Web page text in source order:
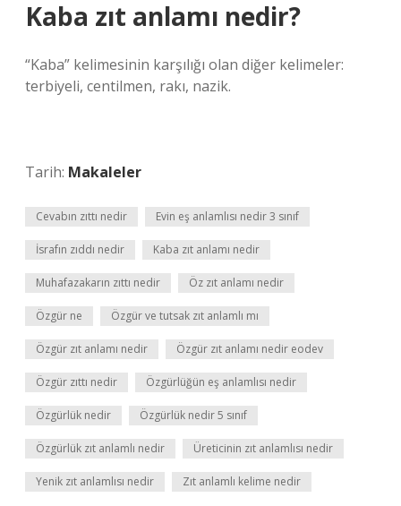
Kaba zıt anlamı nedir?
“Kaba” kelimesinin karşılığı olan diğer kelimeler:
terbiyeli, centilmen, rakı, nazik.
Tarih: Makaleler
Cevabın zıttı nedir Evin eş anlamlısı nedir 3 sınıf
İsrafın zıddı nedir Kaba zıt anlamı nedir
Muhafazakarın zıttı nedir Öz zıt anlamı nedir
Özgür ne Özgür ve tutsak zıt anlamlı mı
Özgür zıt anlamı nedir Özgür zıt anlamı nedir eodev
Özgür zıttı nedir Özgürlüğün eş anlamlısı nedir
Özgürlük nedir Özgürlük nedir 5 sınıf
Özgürlük zıt anlamlı nedir Üreticinin zıt anlamlısı nedir
Yenik zıt anlamlısı nedir Zıt anlamlı kelime nedir